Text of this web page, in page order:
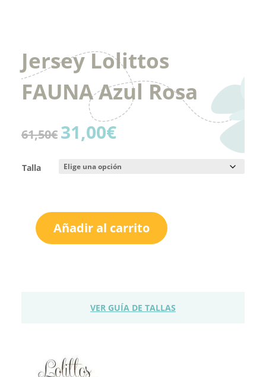
Jersey Lolittos
FAUNA Azul Rosa
61,50€ El
precio
era:
31,00€El
es:
Talla
Jersey
Lolittos
Añadir al carrito
VER GUÍA DE TALLAS